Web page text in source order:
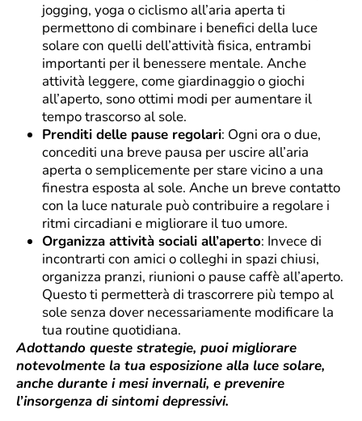
jogging, yoga o ciclismo all’aria aperta ti
permettono di combinare i benefici della luce
solare con quelli dell’attività fisica, entrambi
importanti per il benessere mentale. Anche
attività leggere, come giardinaggio o giochi
all’aperto, sono ottimi modi per aumentare il
tempo trascorso al sole.
Prenditi delle pause regolari: Ogni ora o due,
concediti una breve pausa per uscire all’aria
aperta o semplicemente per stare vicino a una
finestra esposta al sole. Anche un breve contatto
con la luce naturale può contribuire a regolare i
ritmi circadiani e migliorare il tuo umore.
Organizza attività sociali all’aperto: Invece di
incontrarti con amici o colleghi in spazi chiusi,
organizza pranzi, riunioni o pause caffè all’aperto.
Questo ti permetterà di trascorrere più tempo al
sole senza dover necessariamente modificare la
tua routine quotidiana.
Adottando queste strategie, puoi migliorare
notevolmente la tua esposizione alla luce solare,
anche durante i mesi invernali, e prevenire
l’insorgenza di sintomi depressivi.